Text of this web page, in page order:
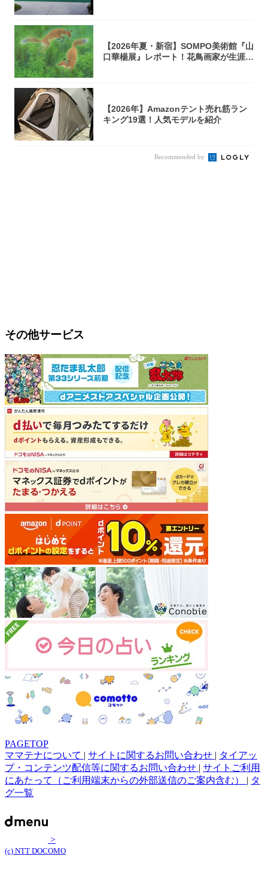
【2026年夏・新宿】SOMPO美術館『山
口華楊展』レポート！花鳥画家が生涯描
【2026年】Amazonテント売れ筋ラン
キング19選！人気モデルを紹介
Recommended by
その他サービス
PAGETOP
ママテナについて | サイトに関するお問い合わせ | タイアッ
プ・コンテンツ配信等に関するお問い合わせ | サイトご利用
にあたって（ご利用端末からの外部送信のご案内含む） | タ
グ一覧
>
(c) NTT DOCOMO